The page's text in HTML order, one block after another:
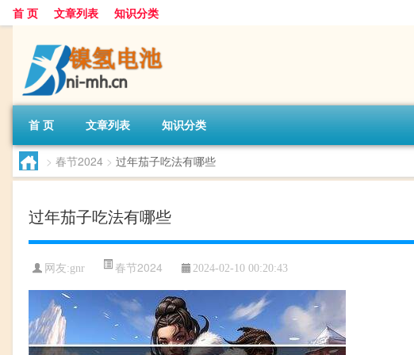
首 页 文章列表 知识分类
首 页 文章列表 知识分类
> 春节2024 > 过年茄子吃法有哪些
过年茄子吃法有哪些
网友:gnr 春节2024 2024-02-10 00:20:43